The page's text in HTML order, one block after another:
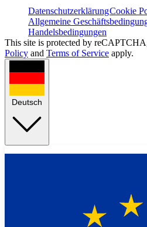
DatenschutzerklärungCookie
Allgemeine
Handelsbedingungen
This site is protected by
Policy and Terms of Service apply.
Deutsch